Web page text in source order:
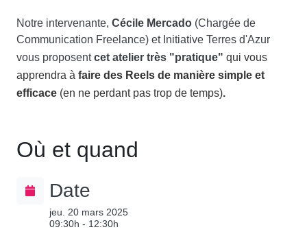
Notre intervenante, Cécile Mercado (Chargée de
Communication Freelance) et Initiative Terres d'Azur
vous proposentcet atelier très "pratique" qui vous
apprendra à faire des Reels de manière simple et
efficace (en ne perdant pas trop de temps).
Où et quand
Date
jeu. 20 mars 2025
09:30h - 12:30h